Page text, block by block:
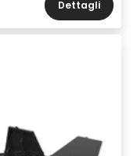
Dettagli